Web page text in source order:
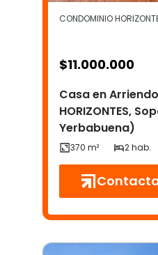
$11.000.000
Casa en
HORIZONTES,
Yerbabuena)